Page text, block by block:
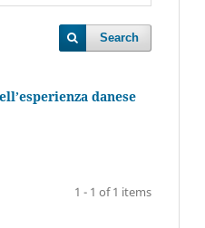
Search
danese
1 - 1 of 1 items